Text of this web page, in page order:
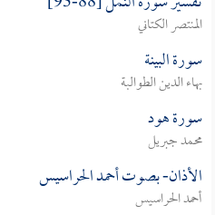
المنتصر الكتاني
سورة البينة
بهاء الدين الطوالبة
سورة هود
محمد جبريل
الأذان- بصوت أحمد الحراسيس
أحمد الحراسيس